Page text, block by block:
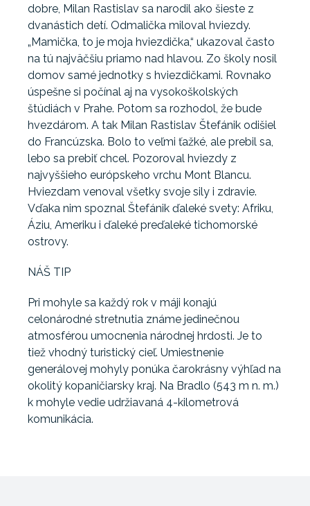
dobre, Milan Rastislav sa narodil ako šieste z
dvanástich detí. Odmalička miloval hviezdy.
„Mamička, to je moja hviezdička,“ ukazoval často
na tú najväčšiu priamo nad hlavou. Zo školy nosil
domov samé jednotky s hviezdičkami. Rovnako
úspešne si počínal aj na vysokoškolských
štúdiách v Prahe. Potom sa rozhodol, že bude
hvezdárom. A tak Milan Rastislav Štefánik odišiel
do Francúzska. Bolo to veľmi ťažké, ale prebil sa,
lebo sa prebiť chcel. Pozoroval hviezdy z
najvyššieho európskeho vrchu Mont Blancu.
Hviezdam venoval všetky svoje sily i zdravie.
Vďaka nim spoznal Štefánik ďaleké svety: Afriku,
Áziu, Ameriku i ďaleké preďaleké tichomorské
ostrovy.
NÁŠ TIP
Pri mohyle sa každý rok v máji konajú
celonárodné stretnutia známe jedinečnou
atmosférou umocnenia národnej hrdosti. Je to
tiež vhodný turistický cieľ. Umiestnenie
generálovej mohyly ponúka čarokrásny výhľad na
okolitý kopaničiarsky kraj. Na Bradlo (543 m n. m.)
k mohyle vedie udržiavaná 4-kilometrová
komunikácia.